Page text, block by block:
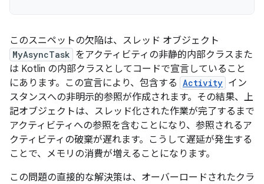
このスニペットの欠陥は、スレッド オブジェクト
MyAsyncTask をアクティビティの非静的内部クラスまた
は Kotlin の内部クラスとしてコードで宣言していること
にあります。この宣言により、包含する Activity イン
スタンスへの非明示的参照が作成されます。その結果、上
記オブジェクトは、スレッド化された作業が完了するまで
アクティビティへの参照を含むことになり、参照されるア
クティビティの破棄が遅れます。こうして遅延が発生する
ことで、メモリの消費が増えることになります。
この問題の直接的な解決策は、オーバーロードされたクラ